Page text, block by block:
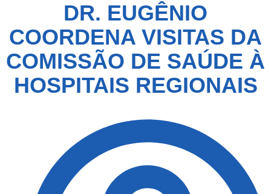
DR. EUGÊNIO
COORDENA VISITAS DA
COMISSÃO DE SAÚDE À
HOSPITAIS REGIONAIS